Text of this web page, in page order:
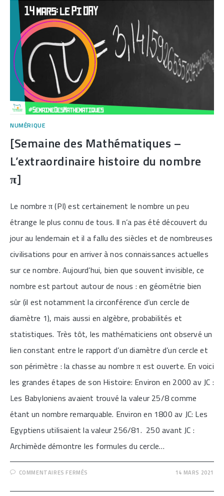
NUMÉRIQUE
[Semaine des Mathématiques –
L’extraordinaire histoire du nombre
π]
Le nombre π (PI) est certainement le nombre un peu
étrange le plus connu de tous. Il n’a pas été découvert du
jour au lendemain et il a fallu des siècles et de nombreuses
civilisations pour en arriver à nos connaissances actuelles
sur ce nombre. Aujourd’hui, bien que souvent invisible, ce
nombre est partout autour de nous : en géométrie bien
sûr (il est notamment la circonférence d’un cercle de
diamètre 1), mais aussi en algèbre, probabilités et
statistiques. Très tôt, les mathématiciens ont observé un
lien constant entre le rapport d’un diamètre d’un cercle et
son périmètre : la chasse au nombre π est ouverte. En voici
les grandes étapes de son Histoire: Environ en 2000 av JC :
Les Babyloniens avaient trouvé la valeur 25/8 comme
étant un nombre remarquable. Environ en 1800 av JC: Les
Egyptiens utilisaient la valeur 256/81. 250 avant JC :
Archimède démontre les formules du cercle…
COMMENTAIRES FERMÉS
MATHÉMATIQUES
14 MARS 2021